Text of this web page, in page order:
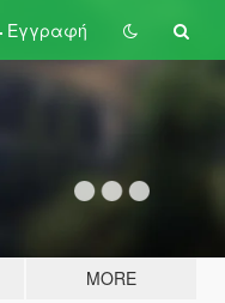
Εγγραφή
MORE